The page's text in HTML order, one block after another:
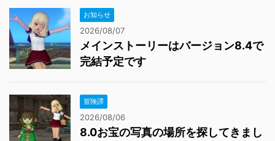
お知らせ
2026/08/07
メインストーリーはバージョン8.4で
完結予定です
冒険譚
2026/08/06
8.0お宝の写真の場所を探してきまし